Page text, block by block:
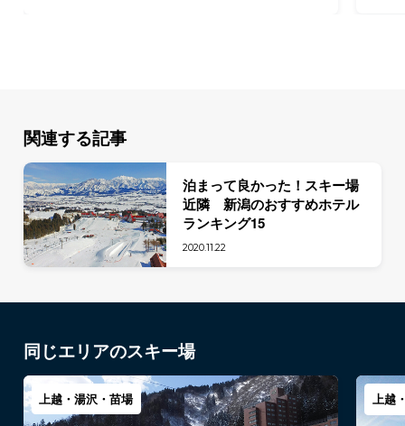
関連する記事
泊まって良かった！スキー場
近隣 新潟のおすすめホテル
ランキング15
2020.11.22
同じエリアのスキー場
上越・湯沢・苗場 上越